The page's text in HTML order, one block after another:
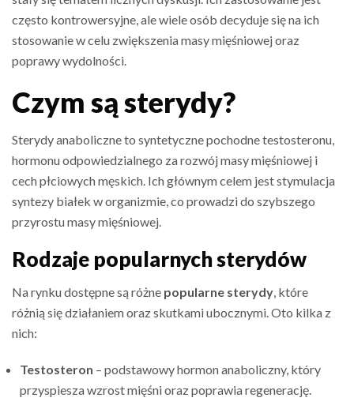
często kontrowersyjne, ale wiele osób decyduje się na ich
stosowanie w celu zwiększenia masy mięśniowej oraz
poprawy wydolności.
Czym są sterydy?
Sterydy anaboliczne to syntetyczne pochodne testosteronu,
hormonu odpowiedzialnego za rozwój masy mięśniowej i
cech płciowych męskich. Ich głównym celem jest stymulacja
syntezy białek w organizmie, co prowadzi do szybszego
przyrostu masy mięśniowej.
Rodzaje popularnych sterydów
Na rynku dostępne są różne popularne sterydy, które
różnią się działaniem oraz skutkami ubocznymi. Oto kilka z
nich:
Testosteron – podstawowy hormon anaboliczny, który
przyspiesza wzrost mięśni oraz poprawia regenerację.